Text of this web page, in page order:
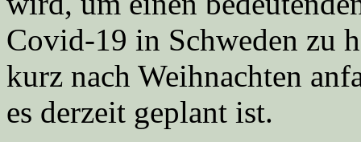
Covid-19 in Schweden zu
kurz nach Weihnachten
es derzeit geplant ist.